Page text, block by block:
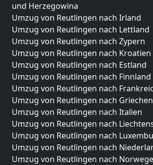
und Herzegowina
Umzug von Reutlingen nach Irland
Umzug von Reutlingen nach Lettland
Umzug von Reutlingen nach Zypern
Umzug von Reutlingen nach Kroatien
Umzug von Reutlingen nach Estland
Umzug von Reutlingen nach Finnland
Umzug von Reutlingen nach
Umzug von Reutlingen nach
Umzug von Reutlingen nach Italien
Umzug von Reutlingen nach
Umzug von Reutlingen nach
Umzug von Reutlingen nach
Umzug von Reutlingen nach